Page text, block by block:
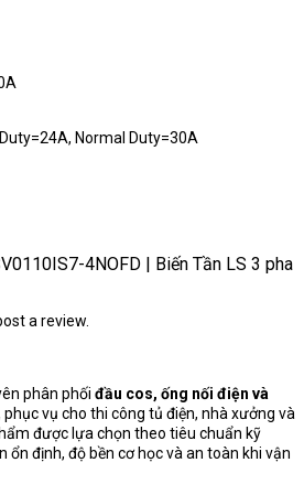
Normal Duty=30A
4NOFD | Biến Tần LS 3 pha
a review.
phân phối đầu cos, ống nối điện và
phục vụ cho thi công tủ điện, nhà xưởng và
được lựa chọn theo tiêu chuẩn kỹ
ổn định, độ bền cơ học và an toàn khi vận